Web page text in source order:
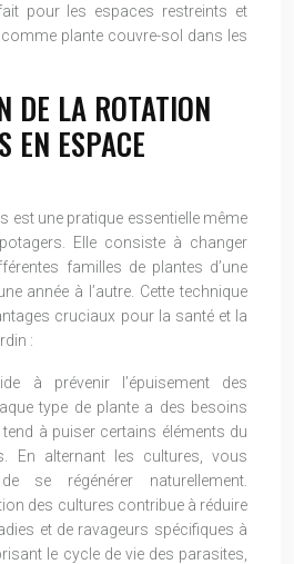
pour les espaces restreints et
plante couvre-sol dans les
DE LA ROTATION
EN ESPACE
est une pratique essentielle même
Elle consiste à changer
familles de plantes d’une
année à l’autre. Cette technique
cruciaux pour la santé et la
:
à prévenir l’épuisement des
type de plante a des besoins
à puiser certains éléments du
En alternant les cultures, vous
se régénérer naturellement.
des cultures contribue à réduire
et de ravageurs spécifiques à
le cycle de vie des parasites,